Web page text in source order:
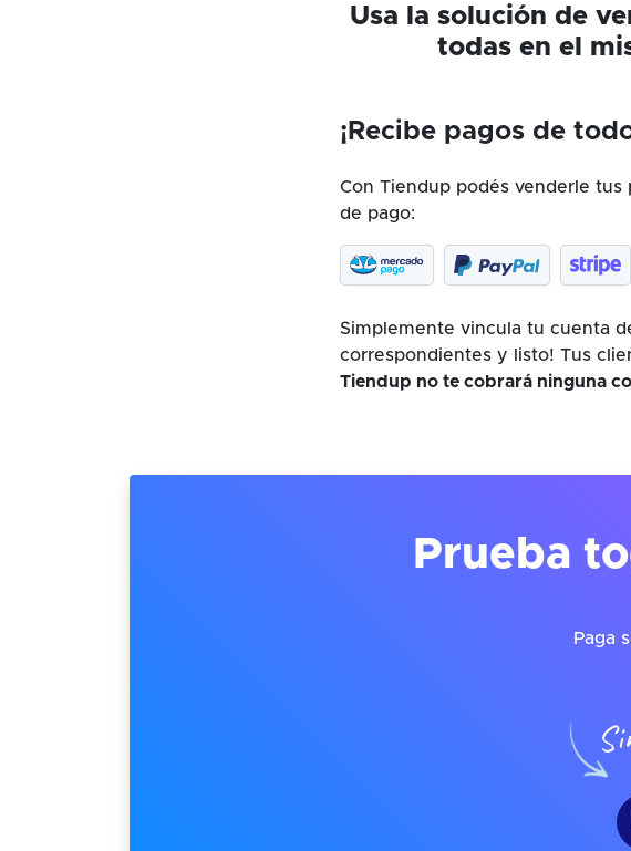
Usa la solución de
todas en el
¡Recibe pagos de
Con Tiendup podés venderle
de pago:
Simplemente vincula tu cuenta
correspondientes y listo! Tus
Tiendup no te cobrará ninguna
Prueba
Paga